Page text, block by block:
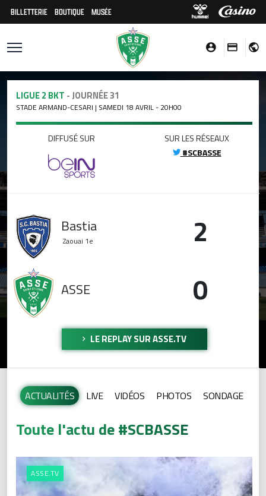
BILLETTERIE BOUTIQUE MUSÉE
LIGUE 2 BKT - JOURNÉE 31
STADE ARMAND-CESARI | SAMEDI 18 AVRIL - 20H00
DIFFUSÉ SUR
SUR LES RÉSEAUX
#SCBASSE
Bastia
Zaouai 1e 2
ASSE 0
LE REPLAY SUR ASSE.TV
ACTUALITÉS LIVE VIDÉOS PHOTOS SONDAGE
Toute l'actu de #SCBASSE
ASSE.TV